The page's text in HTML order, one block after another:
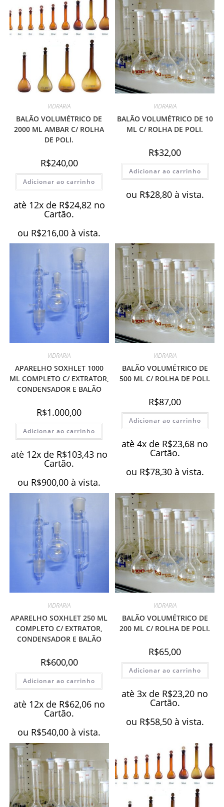
VIDRARIA
BALÃO VOLUMÉTRICO DE
2000 ML AMBAR C/ ROLHA
DE POLI.
R$240,00
Adicionar ao carrinho
atè 12x de R$24,82 no
Cartão.
ou R$216,00 à vista.
VIDRARIA
BALÃO VOLUMÉTRICO DE 10
ML C/ ROLHA DE POLI.
R$32,00
Adicionar ao carrinho
ou R$28,80 à vista.
VIDRARIA
APARELHO SOXHLET 1000
ML COMPLETO C/ EXTRATOR,
CONDENSADOR E BALÃO
R$1.000,00
Adicionar ao carrinho
atè 12x de R$103,43 no
Cartão.
ou R$900,00 à vista.
VIDRARIA
BALÃO VOLUMÉTRICO DE
500 ML C/ ROLHA DE POLI.
R$87,00
Adicionar ao carrinho
atè 4x de R$23,68 no
Cartão.
ou R$78,30 à vista.
VIDRARIA
APARELHO SOXHLET 250 ML
COMPLETO C/ EXTRATOR,
CONDENSADOR E BALÃO
R$600,00
Adicionar ao carrinho
atè 12x de R$62,06 no
Cartão.
ou R$540,00 à vista.
VIDRARIA
BALÃO VOLUMÉTRICO DE
200 ML C/ ROLHA DE POLI.
R$65,00
Adicionar ao carrinho
atè 3x de R$23,20 no
Cartão.
ou R$58,50 à vista.